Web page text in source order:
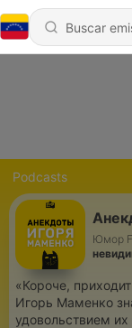
Podcasts
Юмор
«Короче,
Игорь Маменко
удовольствием